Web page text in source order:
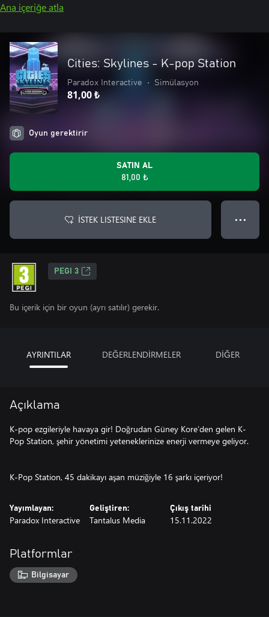
Ana içeriğe atla
Cities: Skylines - K-pop Station
Paradox Interactive • Simülasyon
81,00 ₺
Oyun gerektirir
SATIN AL
81,00 ₺
İSTEK LISTESINE EKLE ● ● ●
PEGI 3
Bu içerik için bir oyun (ayrı satılır) gerekir.
AYRINTILAR DEĞERLENDİRMELER DİĞER
Açıklama
K-pop ezgileriyle havaya gir! Doğrudan Güney Kore’den gelen K-
Pop Station, şehir yönetimi yeteneklerinize enerji vermeye geliyor.
K-Pop Station, 45 dakikayı aşan müziğiyle 16 şarkı içeriyor!
Yayımlayan:
Paradox Interactive
Geliştiren:
Tantalus Media
Çıkış tarihi
15.11.2022
Platformlar
Bilgisayar